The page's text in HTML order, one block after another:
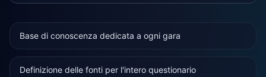
Base di conoscenza dedicata a ogni gara
Definizione delle fonti per l'intero questionario